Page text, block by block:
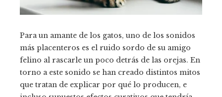
Para un amante de los gatos, uno de los sonidos
más placenteros es el ruido sordo de su amigo
felino al rascarle un poco detrás de las orejas. En
torno a este sonido se han creado distintos mitos
que tratan de explicar por qué lo producen, e